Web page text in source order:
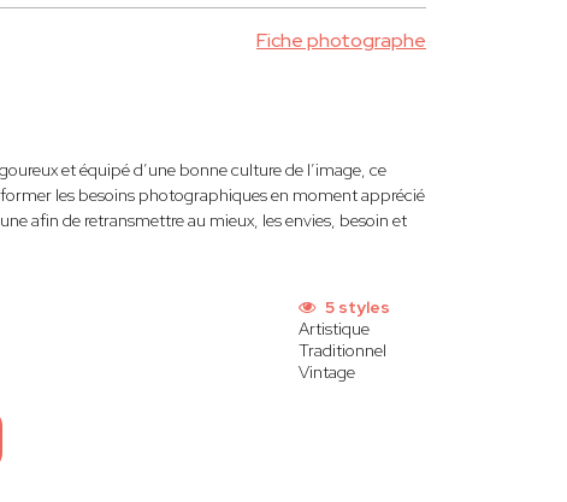
Fiche photographe
et équipé d’une bonne culture de l’image, ce
les besoins photographiques en moment apprécié
afin de retransmettre au mieux, les envies, besoin et
5 styles
Artistique
Traditionnel
Vintage